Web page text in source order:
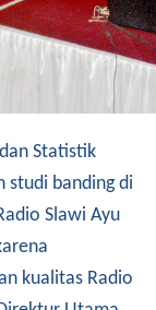
Statistik
studi banding di
Slawi Ayu
kualitas Radio